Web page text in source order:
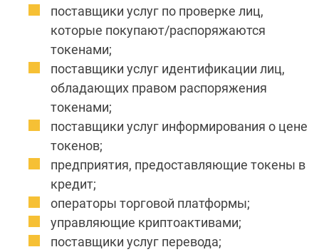
поставщики услуг по проверке лиц,
которые покупают/распоряжаются
токенами;
поставщики услуг идентификации лиц,
обладающих правом распоряжения
токенами;
поставщики услуг информирования о цене
токенов;
предприятия, предоставляющие токены в
кредит;
операторы торговой платформы;
управляющие криптоактивами;
поставщики услуг перевода;